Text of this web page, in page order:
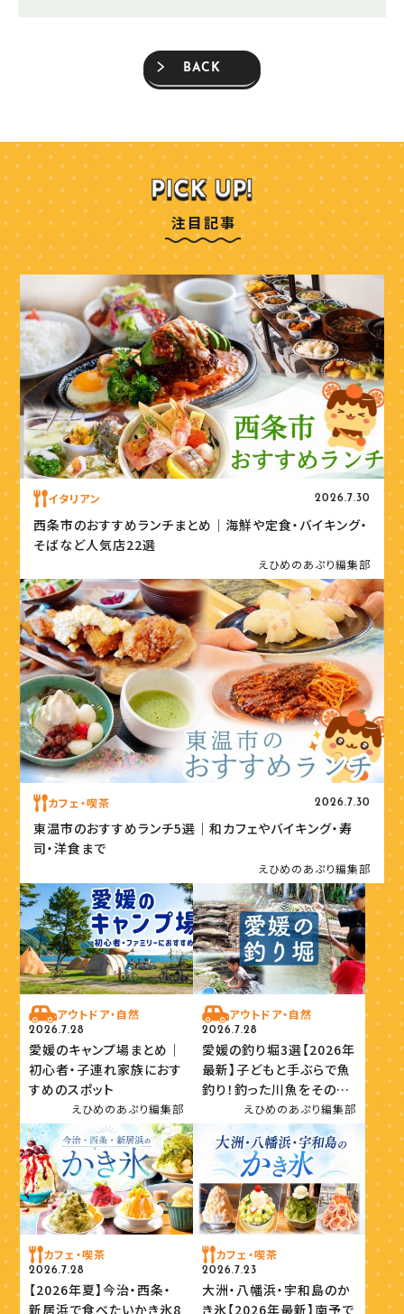
BACK
注目記事
イタリアン 2026.7.30
西条市のおすすめランチまとめ｜海鮮や定食・バイキング・
そばなど人気店22選
えひめのあぷり編集部
カフェ・喫茶 2026.7.30
東温市のおすすめランチ5選｜和カフェやバイキング・寿
司・洋食まで
えひめのあぷり編集部
アウトドア・自然
2026.7.28
愛媛のキャンプ場まとめ｜
初心者・子連れ家族におす
すめのスポット
えひめのあぷり編集部
アウトドア・自然
2026.7.28
愛媛の釣り堀3選【2026年
最新】子どもと手ぶらで魚
釣り！釣った川魚をその場
で味わおうえひめのあぷり編集部
カフェ・喫茶
2026.7.28
【2026年夏】今治・西条・
新居浜で食べたいかき氷8
カフェ・喫茶
2026.7.23
大洲・八幡浜・宇和島のか
き氷【2026年最新】南予で